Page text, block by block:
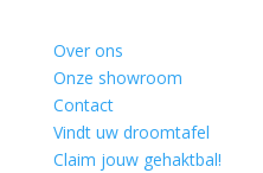
Over ons
Onze showroom
Contact
Vindt uw droomtafel
Claim jouw gehaktbal!